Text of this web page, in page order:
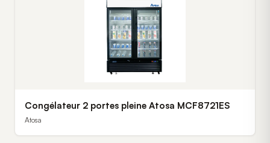
Congélateur 2 portes pleine Atosa MCF8721ES
Atosa